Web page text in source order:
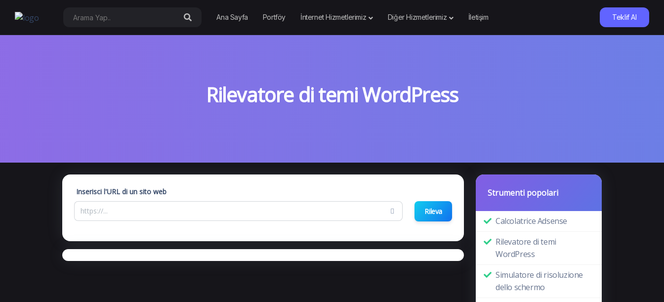
Ana Sayfa Portföy İnternet Hizmetlerimiz Diğer Hizmetlerimiz İletişim Teklif Al
Rilevatore di temi WordPress
Inserisci l'URL di un sito web
Rileva
Strumenti popolari
Calcolatrice Adsense
Rilevatore di temi
WordPress
Simulatore di risoluzione
dello schermo